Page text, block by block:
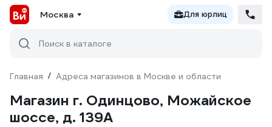
Москва Для юрлиц
Поиск в каталоге
Главная / Адреса магазинов в Москве и области
Магазин г. Одинцово, Можайское
шоссе, д. 139А